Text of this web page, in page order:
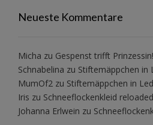
Neueste Kommentare
Micha zu Gespenst trifft Prinzessin!
Schnabelina zu Stiftemäppchen in
MumOf2 zu Stiftemäppchen in
Iris zu Schneeflockenkleid reloaded
Johanna Erlwein zu